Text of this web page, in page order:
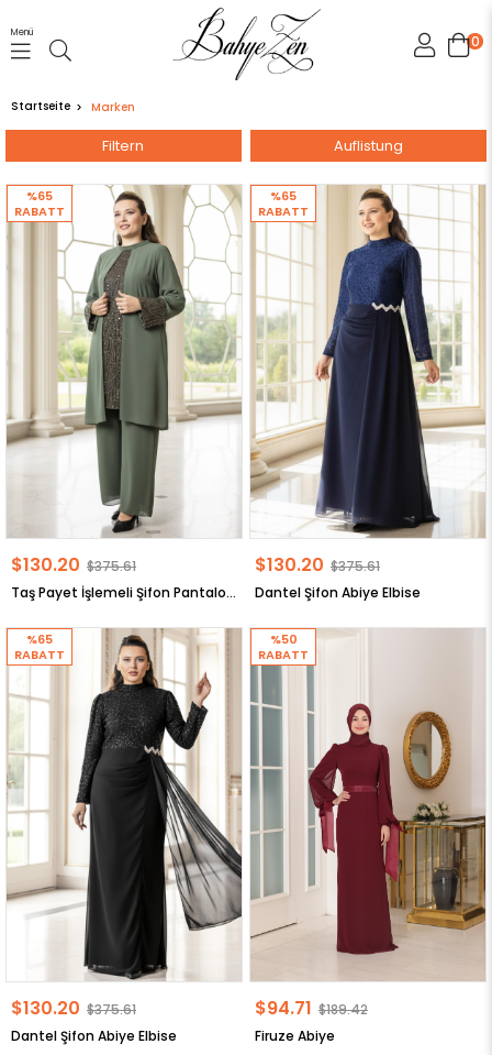
0
Menü
Startseite Marken
Filtern Auflistung
Taş Payet İşlemeli Şifon Pantalon Tunik Takım
$130.20 $375.61
%65
RABATT
Dantel Şifon Abiye Elbise
$130.20 $375.61
%65
RABATT
Dantel Şifon Abiye Elbise
$130.20 $375.61
%65
RABATT
Firuze Abiye
$94.71 $189.42
%50
RABATT